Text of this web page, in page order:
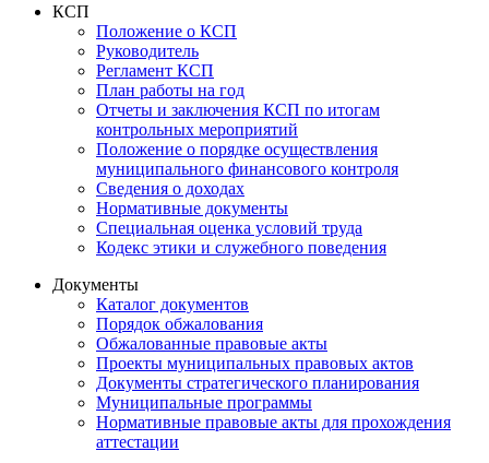
КСП
Положение о КСП
Руководитель
Регламент КСП
План работы на год
Отчеты и заключения КСП по итогам
контрольных мероприятий
Положение о порядке осуществления
муниципального финансового контроля
Сведения о доходах
Нормативные документы
Специальная оценка условий труда
Кодекс этики и служебного поведения
Документы
Каталог документов
Порядок обжалования
Обжалованные правовые акты
Проекты муниципальных правовых актов
Документы стратегического планирования
Муниципальные программы
Нормативные правовые акты для прохождения
аттестации